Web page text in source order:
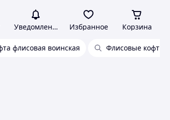
Уведомления Избранное Корзина
флисовая воинская Флисовые кофты